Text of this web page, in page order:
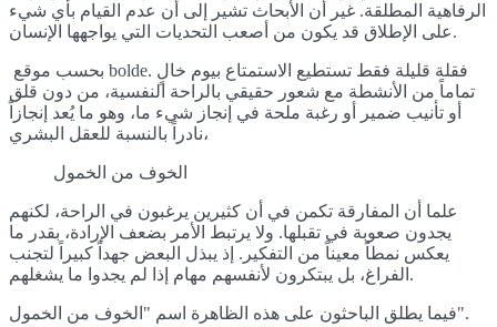
الرفاهية المطلقة. غير أن الأبحاث تشير إلى أن عدم القيام بأي شيء
على الإطلاق قد يكون من أصعب التحديات التي يواجهها الإنسان.
تماماً من الأنشطة مع شعور حقيقي بالراحة النفسية، من دون قلق
أو تأنيب ضمير أو رغبة ملحة في إنجاز شيء ما، وهو ما يُعد إنجازاً
نادراً بالنسبة للعقل البشري،
الخوف من الخمول
علما أن المفارقة تكمن في أن كثيرين يرغبون في الراحة، لكنهم
يجدون صعوبة في تقبلها. ولا يرتبط الأمر بضعف الإرادة، بقدر ما
يعكس نمطاً معيناً من التفكير. إذ يبذل البعض جهداً كبيراً لتجنب
الفراغ، بل يبتكرون لأنفسهم مهام إذا لم يجدوا ما يشغلهم.
فيما يطلق الباحثون على هذه الظاهرة اسم "الخوف من الخمول".